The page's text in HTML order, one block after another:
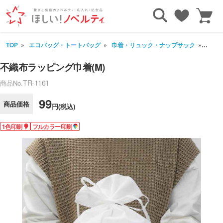
TOP エコバッグ・トートバッグ 巾着・リュック・ナップサック 不織
不織布ラッピング巾着(M)
商品No.TR-1161
商品価格 99円(税込)
1色印刷 フルカラー印刷